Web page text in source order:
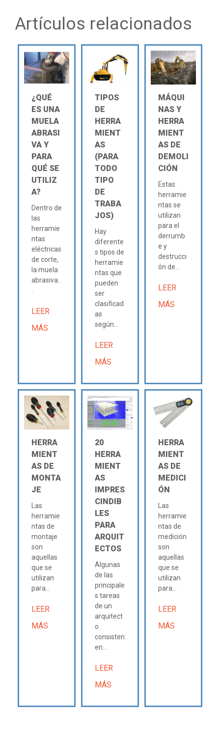
Artículos relacionados
¿QUÉ
ES UNA
MUELA
ABRASI
VA Y
PARA
QUÉ SE
UTILIZ
A?
Dentro de
las
herramie
ntas
eléctricas
de corte,
la muela
abrasiva..
LEER
MÁS
TIPOS
DE
HERRA
MIENT
AS
(PARA
TODO
TIPO
DE
TRABA
JOS)
Hay
diferente
s tipos de
herramie
ntas que
pueden
ser
clasificad
as
según...
LEER
MÁS
MÁQUI
NAS Y
HERRA
MIENT
AS DE
DEMOLI
CIÓN
Estas
herramie
ntas se
utilizan
para el
derrumb
e y
destrucci
ón de...
LEER
MÁS
HERRA
MIENT
AS DE
MONTA
JE
Las
herramie
ntas de
montaje
son
aquellas
que se
utilizan
para...
LEER
MÁS
20
HERRA
MIENT
AS
IMPRES
CINDIB
LES
PARA
ARQUIT
ECTOS
Algunas
de las
principale
s tareas
de un
arquitect
o
consisten
en...
LEER
MÁS
HERRA
MIENT
AS DE
MEDICI
ÓN
Las
herramie
ntas de
medición
son
aquellas
que se
utilizan
para...
LEER
MÁS